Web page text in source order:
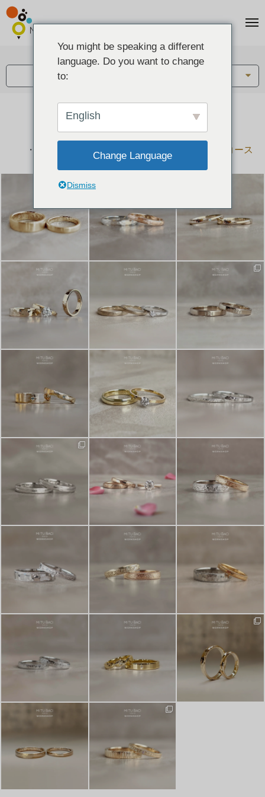
結婚指輪とペアリングのデザイン集
下記コースで手作りされた作品をご紹介します
手作り結婚指輪コース
手作りペアリングコース
You might be speaking a different
language. Do you want to change
to:
English
Change Language
Dismiss